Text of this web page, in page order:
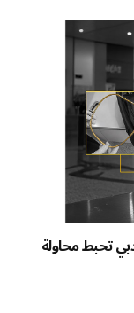
تحبط محاولة